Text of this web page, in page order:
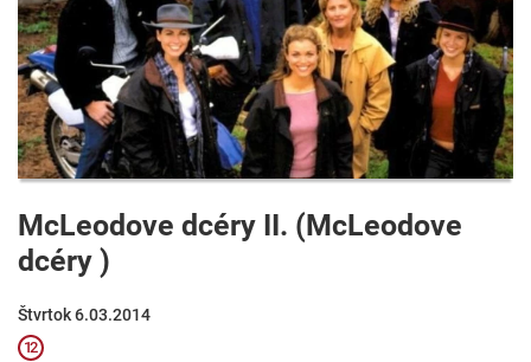
McLeodove dcéry II. (McLeodove
dcéry )
Štvrtok 6.03.2014